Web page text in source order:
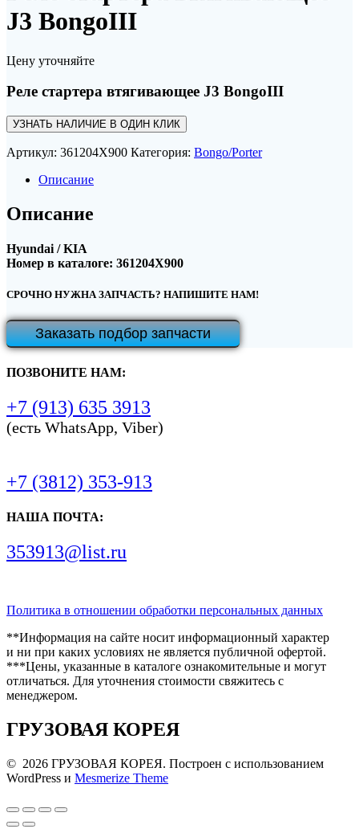
J3 BongoIII
Цену уточняйте
Реле стартера втягивающее J3 BongoIII
УЗНАТЬ НАЛИЧИЕ В ОДИН КЛИК
Артикул: 361204X900 Категория: Bongo/Porter
Описание
Описание
Hyundai / KIA
Номер в каталоге: 361204X900
СРОЧНО НУЖНА ЗАПЧАСТЬ? НАПИШИТЕ НАМ!
Заказать подбор запчасти
ПОЗВОНИТЕ НАМ:
+7 (913) 635 3913
(есть WhatsApp, Viber)
+7 (3812) 353-913
НАША ПОЧТА:
353913@list.ru
Политика в отношении обработки персональных данных
**Информация на сайте носит информационный характер
и ни при каких условиях не является публичной офертой.
***Цены, указанные в каталоге ознакомительные и могут
отличаться. Для уточнения стоимости свяжитесь с
менеджером.
ГРУЗОВАЯ КОРЕЯ
© 2026 ГРУЗОВАЯ КОРЕЯ. Построен с использованием
WordPress и Mesmerize Theme